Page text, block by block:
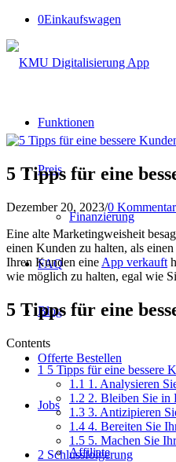
0Einkaufswagen
Funktionen
Preis
Finanzierung
FAQ
Blog
Offerte Bestellen
Jobs
Affiliate
5 Tipps für eine
Dezember 20, 2023/0
Eine alte Marketingweisheit
einen Kunden zu halten, als
Ihren Kunden eine App verkauft
wie möglich zu halten, egal wie
5 Tipps für eine
Contents
1 5 Tipps für eine bessere
1.1 1. Analysieren
1.2 2. Bleiben Sie in
1.3 3. Antizipieren
1.4 4. Bereiten Sie
1.5 5. Machen Sie
2 Schlussfolgerung